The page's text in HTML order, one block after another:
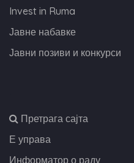
Invest in Ruma
Јавне набавке
Јавни позиви и конкурси
Претрага сајта
Е управа
Информатор о раду